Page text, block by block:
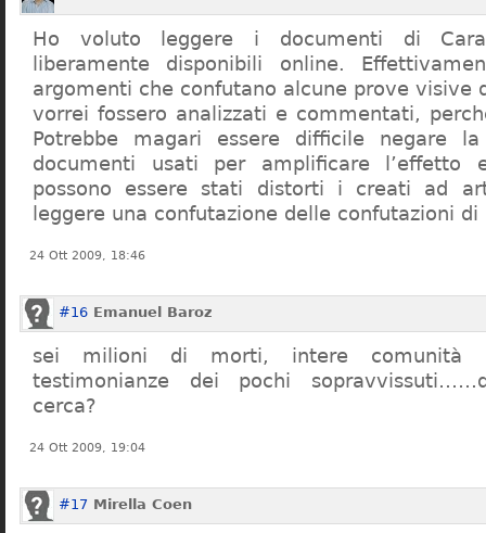
Ho voluto leggere i documenti di
liberamente disponibili online.
argomenti che confutano alcune prove visive
vorrei fossero analizzati e commentati,
Potrebbe magari essere difficile negare
documenti usati per amplificare l’effetto
possono essere stati distorti i creati ad
leggere una confutazione delle confutazioni di
24 Ott 2009, 18:46
#16 Emanuel Baroz
sei milioni di morti, intere comunità
testimonianze dei pochi
cerca?
24 Ott 2009, 19:04
#17 Mirella Coen